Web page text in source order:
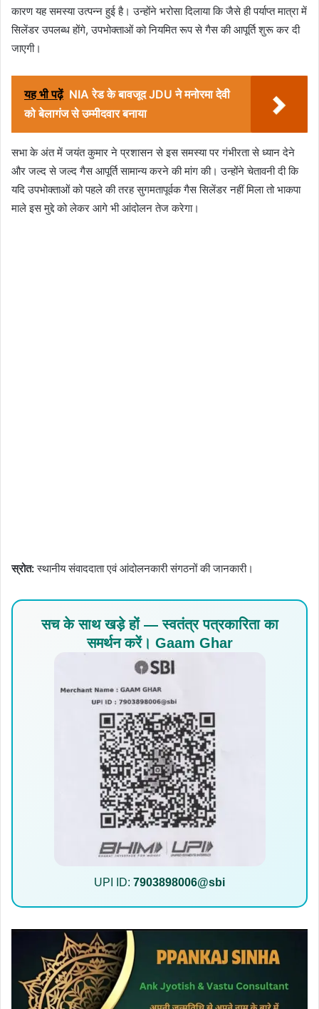
कारण यह समस्या उत्पन्न हुई है। उन्होंने भरोसा दिलाया कि जैसे ही पर्याप्त मात्रा में
सिलेंडर उपलब्ध होंगे, उपभोक्ताओं को नियमित रूप से गैस की आपूर्ति शुरू कर दी
जाएगी।
यह भी पढ़ें NIA रेड के बावजूद JDU ने मनोरमा देवी
को बेलागंज से उम्मीदवार बनाया
सभा के अंत में जयंत कुमार ने प्रशासन से इस समस्या पर गंभीरता से ध्यान देने
और जल्द से जल्द गैस आपूर्ति सामान्य करने की मांग की। उन्होंने चेतावनी दी कि
यदि उपभोक्ताओं को पहले की तरह सुगमतापूर्वक गैस सिलेंडर नहीं मिला तो भाकपा
माले इस मुद्दे को लेकर आगे भी आंदोलन तेज करेगा।
स्रोत:स्थानीय संवाददाता एवं आंदोलनकारी संगठनों की जानकारी।
सच के साथ खड़े हों — स्वतंत्र पत्रकारिता का
समर्थन करें। Gaam Ghar
UPI ID: 7903898006@sbi